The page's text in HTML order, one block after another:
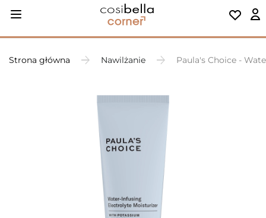
Strona główna Nawilżanie Paula's Choice -